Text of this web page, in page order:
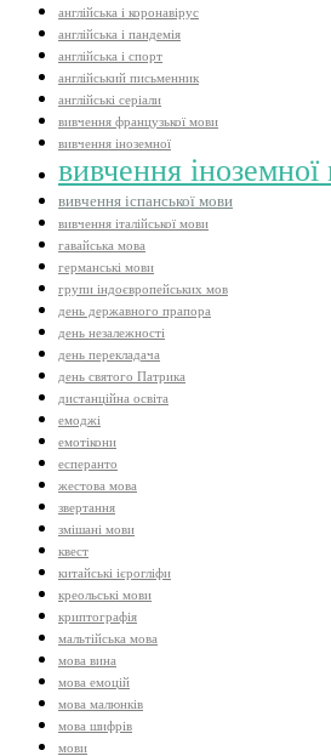
англійська і коронавірус
англійська і пандемія
англійська і спорт
англійський письменник
англійські серіали
вивчення французької мови
вивчення іноземної
вивчення
вивчення іспанської мови
вивчення італійської мови
гавайська мова
германські мови
групи індоєвропейських мов
день державного прапора
день незалежності
день перекладача
день святого Патрика
дистанційна освіта
емоджі
емотікони
есперанто
жестова мова
звертання
змішані мови
квест
китайські ієрогліфи
креольські мови
криптографія
мальтійська мова
мова вина
мова емоцій
мова малюнків
мова шифрів
мови